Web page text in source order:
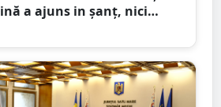
a ajuns in șanț, nici